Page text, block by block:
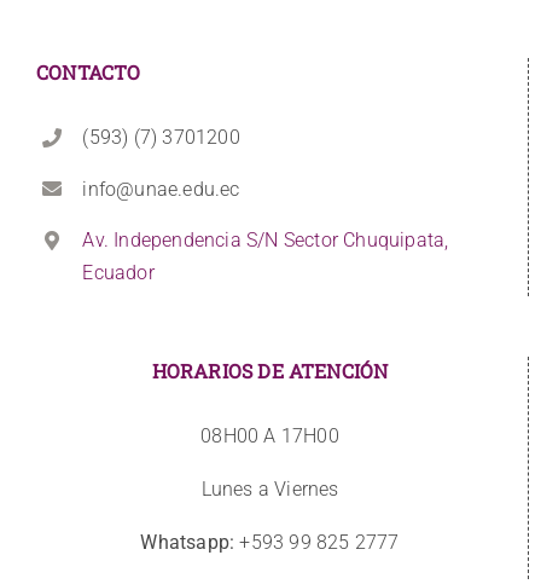
CONTACTO
(593) (7) 3701200
info@unae.edu.ec
Av. Independencia S/N Sector Chuquipata,
Ecuador
HORARIOS DE ATENCIÓN
08H00 A 17H00
Lunes a Viernes
Whatsapp: +593 99 825 2777